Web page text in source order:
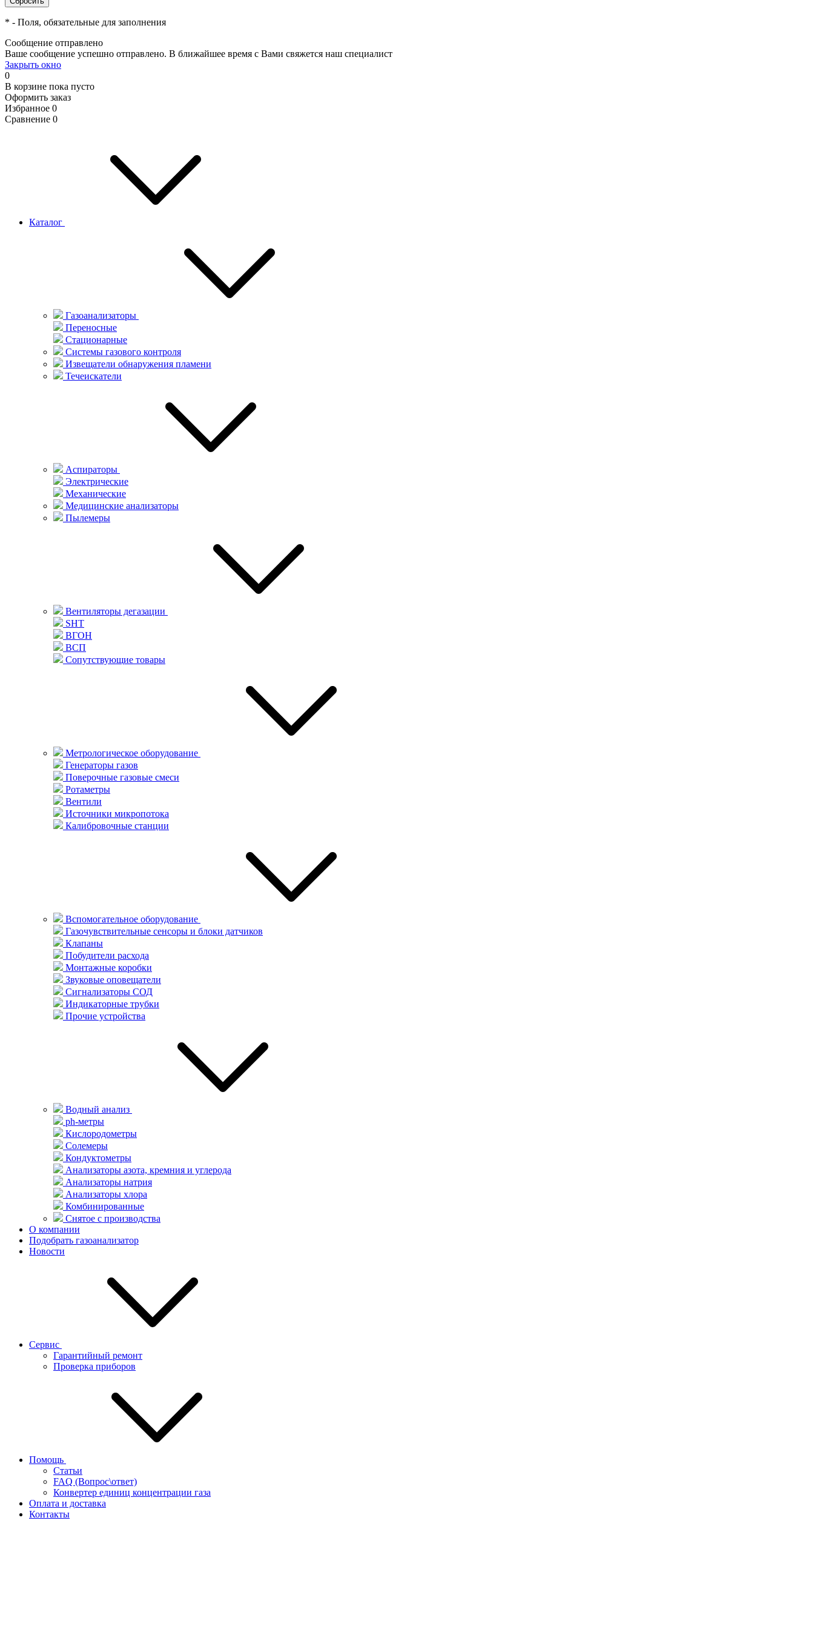
* - Поля, обязательные для заполнения
Сообщение отправлено
Ваше сообщение успешно отправлено. В ближайшее время с Вами свяжется наш специалист
Закрыть окно
0
В корзине пока пусто
Оформить заказ
Избранное 0
Сравнение 0
Каталог
Газоанализаторы
Переносные
Стационарные
Системы газового контроля
Извещатели обнаружения пламени
Течеискатели
Аспираторы
Электрические
Механические
Медицинские анализаторы
Пылемеры
Вентиляторы дегазации
SHT
ВГОН
ВСП
Сопутствующие товары
Метрологическое оборудование
Генераторы газов
Поверочные газовые смеси
Ротаметры
Вентили
Источники микропотока
Калибровочные станции
Вспомогательное оборудование
Газочувствительные сенсоры и блоки датчиков
Клапаны
Побудители расхода
Монтажные коробки
Звуковые оповещатели
Сигнализаторы СОД
Индикаторные трубки
Прочие устройства
Водный анализ
ph-метры
Кислородометры
Солемеры
Кондуктометры
Анализаторы азота, кремния и углерода
Анализаторы натрия
Анализаторы хлора
Комбинированные
Снятое с производства
О компании
Подобрать газоанализатор
Новости
Сервис
Гарантийный ремонт
Проверка приборов
Помощь
Статьи
FAQ (Вопрос\ответ)
Конвертер единиц концентрации газа
Оплата и доставка
Контакты